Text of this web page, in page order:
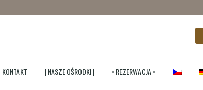
KONTAKT | NASZE OŚRODKI | • REZERWACJA •